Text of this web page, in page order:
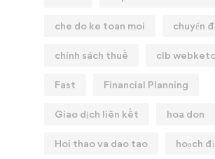
che do ke toan moi chuyển
chính sách thuế clb
Fast Financial Planning
Giao dịch liên kết hoa don
Hoi thao va dao tao hoạch